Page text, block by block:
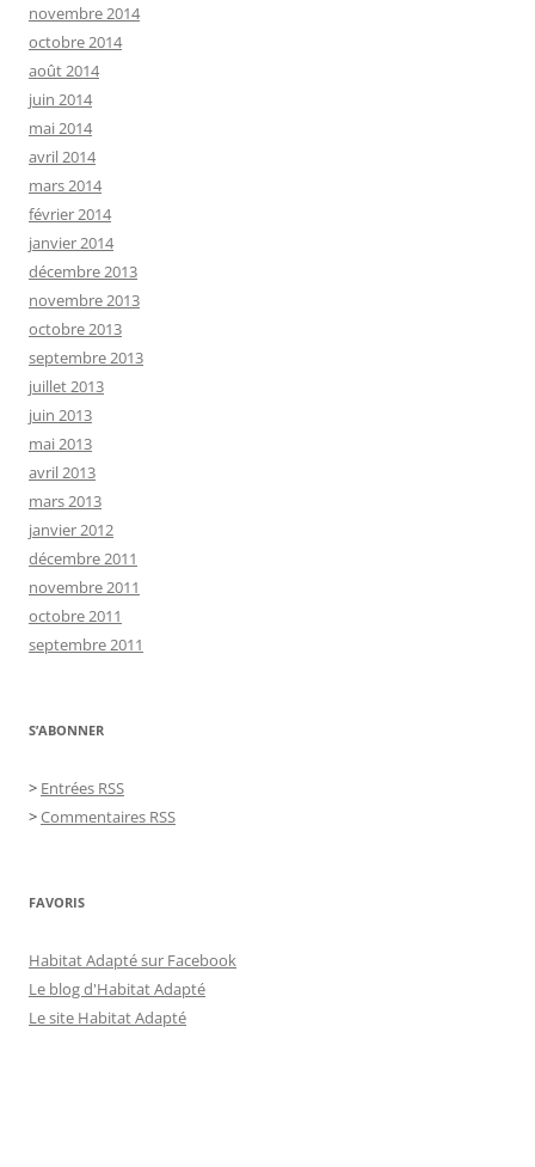
novembre 2014
octobre 2014
août 2014
juin 2014
mai 2014
avril 2014
mars 2014
février 2014
janvier 2014
décembre 2013
novembre 2013
octobre 2013
septembre 2013
juillet 2013
juin 2013
mai 2013
avril 2013
mars 2013
janvier 2012
décembre 2011
novembre 2011
octobre 2011
septembre 2011
S’ABONNER
> Entrées RSS
>Commentaires RSS
FAVORIS
Habitat Adapté sur Facebook
Le blog d'Habitat Adapté
Le site Habitat Adapté